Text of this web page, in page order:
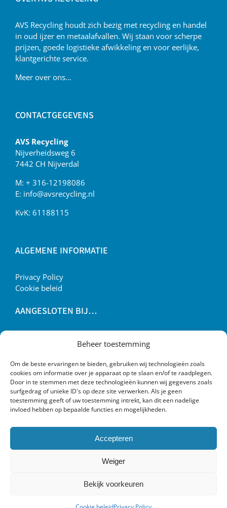
Beheer toestemming
Om de beste ervaringen te bieden, gebruiken wij technologieën zoals
cookies om informatie over je apparaat op te slaan en/of te raadplegen.
Door in te stemmen met deze technologieën kunnen wij gegevens zoals
surfgedrag of unieke ID's op deze site verwerken. Als je geen
toestemming geeft of uw toestemming intrekt, kan dit een nadelige
invloed hebben op bepaalde functies en mogelijkheden.
Accepteren
Weiger
Bekijk voorkeuren
AVS Recycling houdt zich bezig met recycling en handel
in oud ijzer en metaalafvallen. Wij staan voor scherpe
prijzen, goede logistieke afwikkeling en voor eerlijke,
klantgerichte service.
Meer over ons…
CONTACTGEGEVENS
AVS Recycling
Nijverheidsweg 6
7442 CH Nijverdal
M: + 316-12198086
E: info@avsrecycling.nl
KvK: 61188115
ALGEMENE INFORMATIE
Privacy Policy
Cookie beleid
AANGESLOTEN BIJ…